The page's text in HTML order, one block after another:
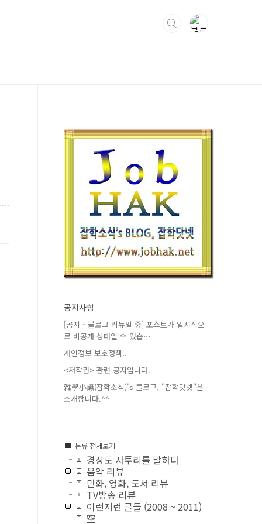
공지사항
[공지 - 블로그 리뉴얼 중] 포스트가 일시적으
로 비공개 상태일 수 있습⋯
개인정보 보호정책..
<저작권> 관련 공지입니다.
雜學小識(잡학소식)'s 블로그, "잡학닷넷"을
소개합니다.^^
분류 전체보기
경상도 사투리를 말하다
음악 리뷰
만화, 영화, 도서 리뷰
TV방송 리뷰
이런저런 글들 (2008 ~ 2011)
空